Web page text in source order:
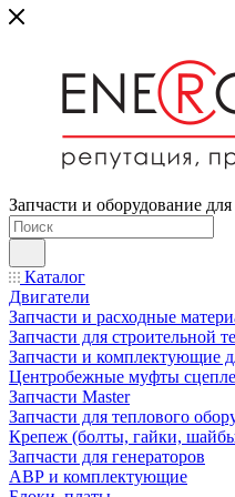
Запчасти и оборудование
Каталог
Двигатели
Запчасти и расходные
Запчасти для строительной
Запчасти и комплектующие
Центробежные муфты
Запчасти Master
Запчасти для теплового
Крепеж (болты, гайки,
Запчасти для генераторов
АВР и комплектующие